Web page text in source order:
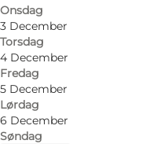
Onsdag
3 December
Torsdag
4 December
Fredag
5 December
Lørdag
6 December
Søndag